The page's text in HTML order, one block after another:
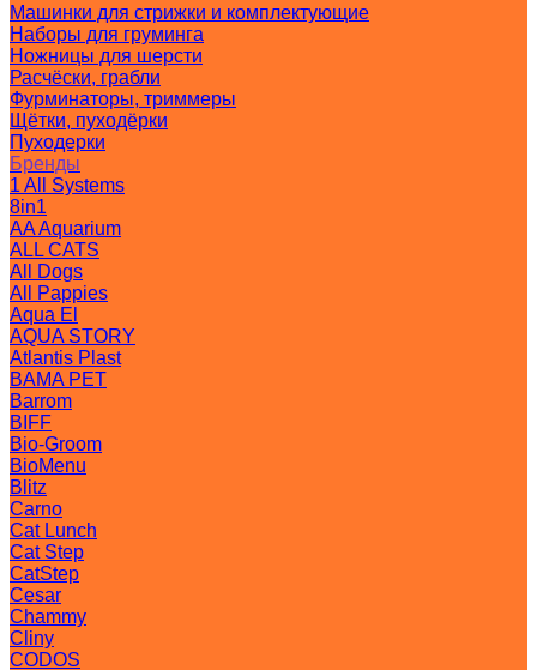
Машинки для стрижки и комплектующие
Наборы для груминга
Ножницы для шерсти
Расчёски, грабли
Фурминаторы, триммеры
Щётки, пуходёрки
Пуходерки
Бренды
1 All Systems
8in1
AA Aquarium
ALL CATS
All Dogs
All Pappies
Aqua El
AQUA STORY
Atlantis Plast
BAMA PET
Barrom
BIFF
Bio-Groom
BioMenu
Blitz
Carno
Cat Lunch
Cat Step
CatStep
Cesar
Chammy
Cliny
CODOS